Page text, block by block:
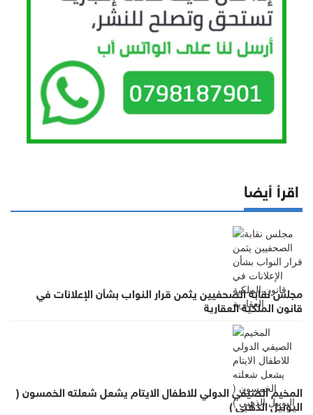
اقرأ أيضا
مجلس نقابة الصحفيين يثمن قرار النواب بشأن الإعلانات في
قانون الملكية العقارية
المخيم الصيفي الدولي للاطفال الايتام يشعل شعلته الخمسون (
اليوبيل الذهبي )